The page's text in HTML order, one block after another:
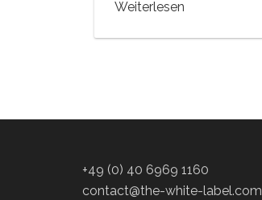
Weiterlesen
+49 (0) 40 6969 1160
contact@the-white-label.com